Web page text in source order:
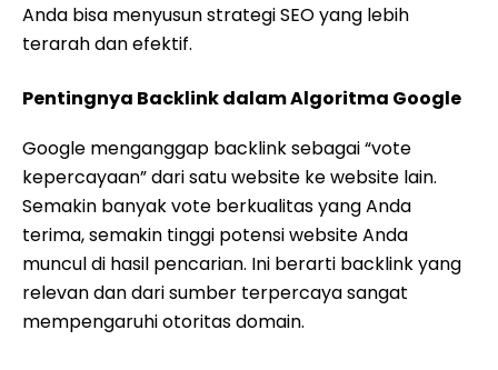
Anda bisa menyusun strategi SEO yang lebih
terarah dan efektif.
Pentingnya Backlink dalam Algoritma Google
Google menganggap backlink sebagai “vote
kepercayaan” dari satu website ke website lain.
Semakin banyak vote berkualitas yang Anda
terima, semakin tinggi potensi website Anda
muncul di hasil pencarian. Ini berarti backlink yang
relevan dan dari sumber terpercaya sangat
mempengaruhi otoritas domain.